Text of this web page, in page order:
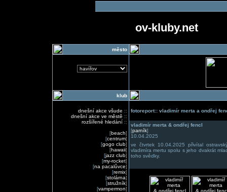
ov-kluby.net
město
klub
dnešní akce všude ::
dnešní akce ve městě ::
rozšířené hledání::
[beach]
[centrum]
[gogo club]
[hawaii]
[jazz club]
[my-rocket]
[na pacalůvce]
[remix]
[stolárna]
[stružník]
[vampermon]
fotoreport:: vladimír merta a ondřej
vladimír merta & ondřej fencl
[parník]
10.04.2025
ve čtvrtek 10.04.2025 přivítal
vladimíra mertu spolu s jeho dvakrát
toho svědky.